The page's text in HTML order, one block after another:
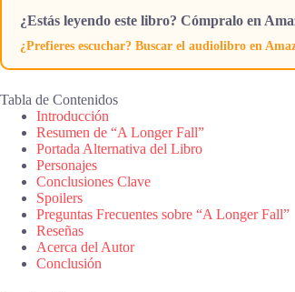
¿Estás leyendo este libro? Cómpralo en
¿Prefieres escuchar? Buscar el audiolibro en
Tabla de Contenidos
Introducción
Resumen de “A Longer Fall”
Portada Alternativa del Libro
Personajes
Conclusiones Clave
Spoilers
Preguntas Frecuentes sobre “A Longer Fall”
Reseñas
Acerca del Autor
Conclusión